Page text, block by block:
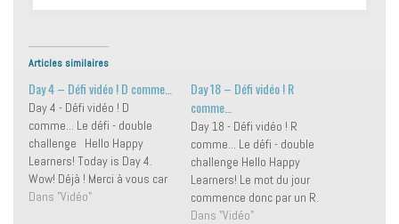
Articles similaires
Day 4 – Défi vidéo ! D comme…
Day 4 - Défi vidéo ! D
comme... Le défi - double
challenge Hello Happy
Learners! Today is Day 4.
Wow! Déjà ! Merci à vous car
je vois que vous me suivez
Dans "Vidéo"
Day 18 – Défi vidéo ! R
comme…
Day 18 - Défi vidéo ! R
comme... Le défi - double
challenge Hello Happy
Learners! Le mot du jour
commence donc par un R.
C'est un verbe qui donne lieu
Dans "Vidéo"